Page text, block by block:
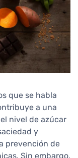
que se habla
a una
nivel de azúcar
y
prevención de
Sin embargo,